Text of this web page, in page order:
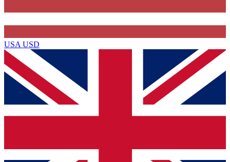
USA USD